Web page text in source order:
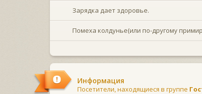
Зарядка дает здоровье.
Помеха колдунье(или по-другому
Информация
Посетители, находящиеся в группе